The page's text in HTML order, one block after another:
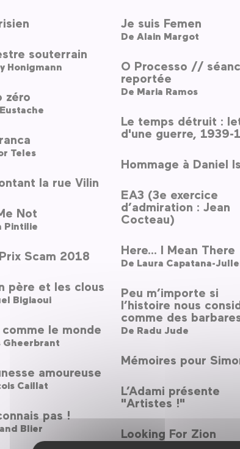
souterrain
Honigmann
zéro
Teles
la rue Vilin
Not
Pintilie
Scam 2018
père et les clous
Bigiaoui
comme le monde
Gheerbrant
amoureuse
Caillat
pas !
Blier
Je suis Femen
De Alain Margot
O Processo //
reportée
De Maria Ramos
Le temps détruit :
d'une guerre, 1939-
Hommage à Daniel
EA3 (3e exercice
d’admiration : Jean
Cocteau)
Here... I Mean There
De Laura Capatana-
Peu m’importe si
l’histoire nous
comme des
De Radu Jude
Mémoires pour
L’Adami présente
"Artistes !"
Looking For Zion